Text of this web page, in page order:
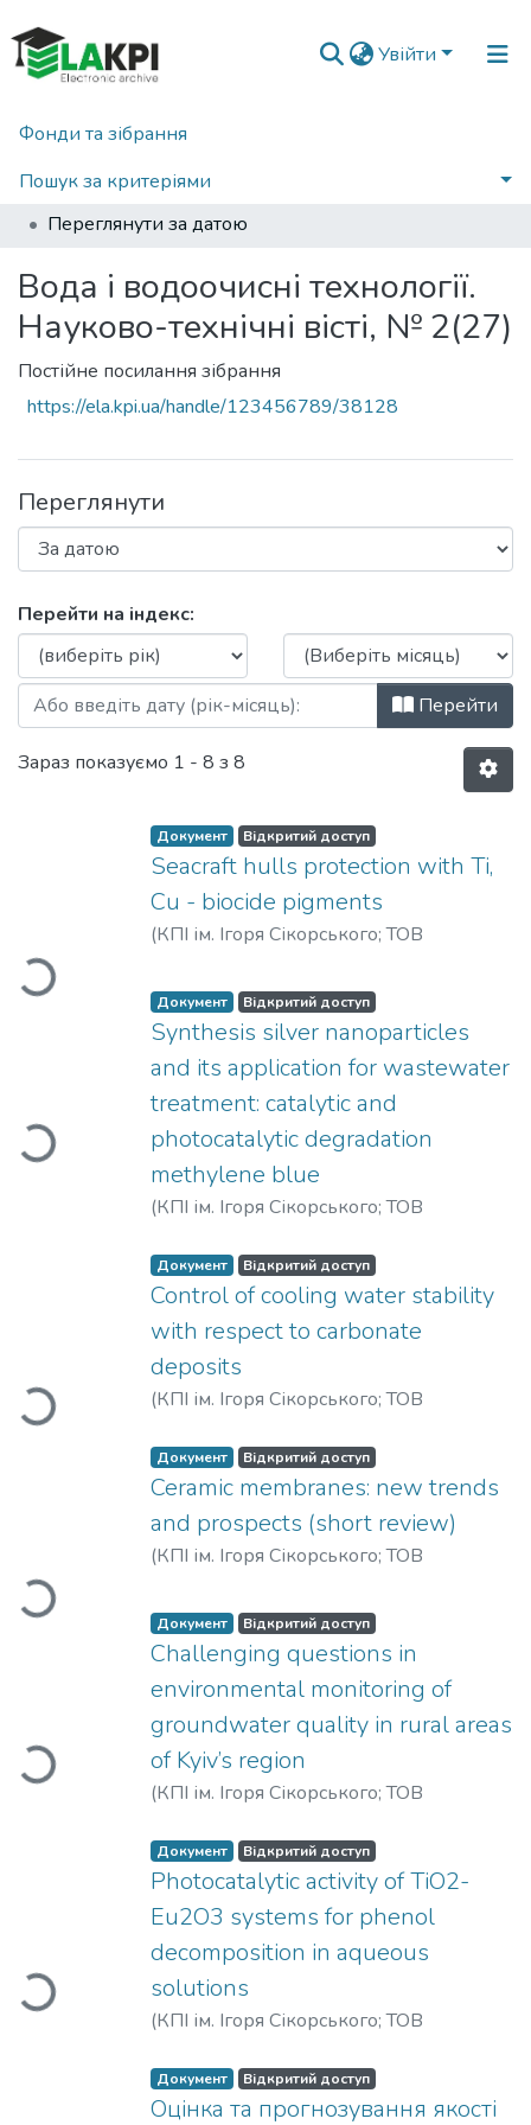
Увійти
Фонди та зібрання
Пошук за критеріями
Головна
Наукова періодика
Переглянути за датою
Вода і водоочисні технології.
Науково-технічні вісті, № 2(27)
Постійне посилання зібрання
https://ela.kpi.ua/handle/123456789/38128
Переглянути
Перегляд Вода і водоочисні
Перейти на індекс:
Перейти
Зараз показуємо 1 - 8 з 8
Вантажиться...
Документ Відкритий доступ
Seacraft hulls protection with Ti,
Cu - biocide pigments
(КПІ ім. Ігоря Сікорського; ТОВ
Shablovski, V. A.;Tuchkovskaya, A. V.
Rukhlya, V. A.;Pap, O. G.;Vasily, S. L.
Вантажиться...
Документ Відкритий доступ
Synthesis silver nanoparticles
and its application for wastewater
treatment: catalytic and
photocatalytic degradation
methylene blue
(КПІ ім. Ігоря Сікорського; ТОВ
M.;Vorobyova, V.;Kovalenko, I.
Makarshenko, N.
Вантажиться...
Документ Відкритий доступ
Control of cooling water stability
with respect to carbonate
deposits
(КПІ ім. Ігоря Сікорського; ТОВ
Kochmarskii, V. Z.
Вантажиться...
Документ Відкритий доступ
Ceramic membranes: new trends
and prospects (short review)
(КПІ ім. Ігоря Сікорського; ТОВ
Serhiienko, Alla O.;Dontsova, Tetiana A.
Yanushevska, Olena I.;Nahirniak, Svitlana V.
Hosseini-Bandegharaei, Ahmad
Вантажиться...
Документ Відкритий доступ
Challenging questions in
environmental monitoring of
groundwater quality in rural areas
of Kyiv’s region
(КПІ ім. Ігоря Сікорського; ТОВ
Serdiuk, Viktoriia;Maksin, Viktor
Вантажиться...
Документ Відкритий доступ
Photocatalytic activity of TiO2-
Eu2O3 systems for phenol
decomposition in aqueous
solutions
(КПІ ім. Ігоря Сікорського; ТОВ
Tien Mai;Le Thi Hai Le
Документ Відкритий доступ
Оцінка та прогнозування якості